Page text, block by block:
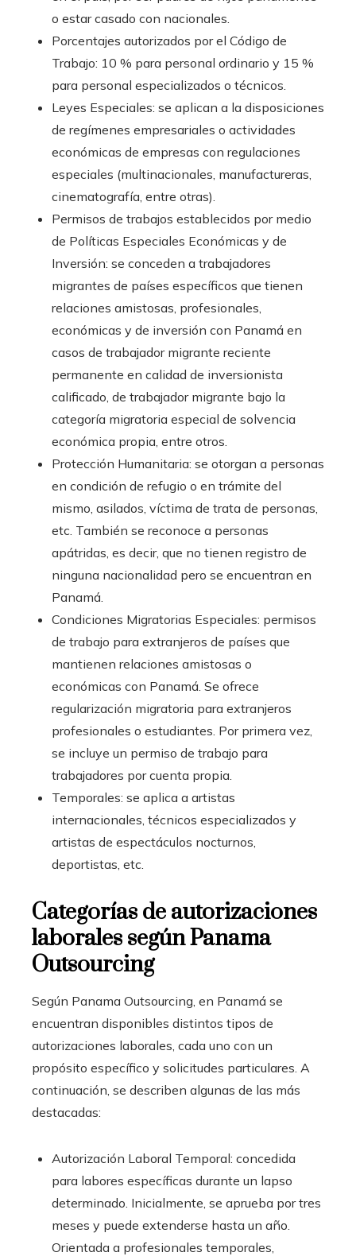
o estar casado con nacionales.
Porcentajes autorizados por el Código de
Trabajo: 10 % para personal ordinario y 15 %
para personal especializados o técnicos.
Leyes Especiales: se aplican a la disposiciones
de regímenes empresariales o actividades
económicas de empresas con regulaciones
especiales (multinacionales, manufactureras,
cinematografía, entre otras).
Permisos de trabajos establecidos por medio
de Políticas Especiales Económicas y de
Inversión: se conceden a trabajadores
migrantes de países específicos que tienen
relaciones amistosas, profesionales,
económicas y de inversión con Panamá en
casos de trabajador migrante reciente
permanente en calidad de inversionista
calificado, de trabajador migrante bajo la
categoría migratoria especial de solvencia
económica propia, entre otros.
Protección Humanitaria: se otorgan a personas
en condición de refugio o en trámite del
mismo, asilados, víctima de trata de personas,
etc. También se reconoce a personas
apátridas, es decir, que no tienen registro de
ninguna nacionalidad pero se encuentran en
Panamá.
Condiciones Migratorias Especiales: permisos
de trabajo para extranjeros de países que
mantienen relaciones amistosas o
económicas con Panamá. Se ofrece
regularización migratoria para extranjeros
profesionales o estudiantes. Por primera vez,
se incluye un permiso de trabajo para
trabajadores por cuenta propia.
Temporales: se aplica a artistas
internacionales, técnicos especializados y
artistas de espectáculos nocturnos,
deportistas, etc.
Categorías de autorizaciones
laborales según Panama
Outsourcing
Según Panama Outsourcing, en Panamá se
encuentran disponibles distintos tipos de
autorizaciones laborales, cada uno con un
propósito específico y solicitudes particulares. A
continuación, se describen algunas de las más
destacadas:
Autorización Laboral Temporal: concedida
para labores específicas durante un lapso
determinado. Inicialmente, se aprueba por tres
meses y puede extenderse hasta un año.
Orientada a profesionales temporales,